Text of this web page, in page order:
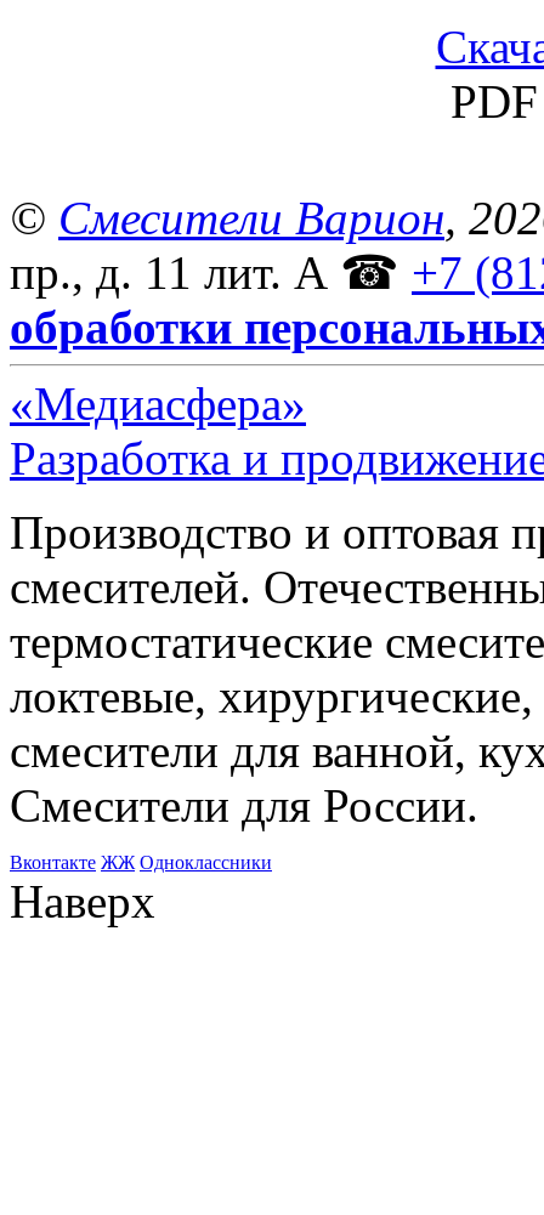
© Смесители Варион,
пр., д. 11 лит. А ☎ +7
обработки
«Медиасфера»
Разработка и
Производство и оптовая
смесителей.
термостатические
локтевые,
смесители для ванной,
Смесители для России.
Bконтакте ЖЖ Одноклассники
Наверх